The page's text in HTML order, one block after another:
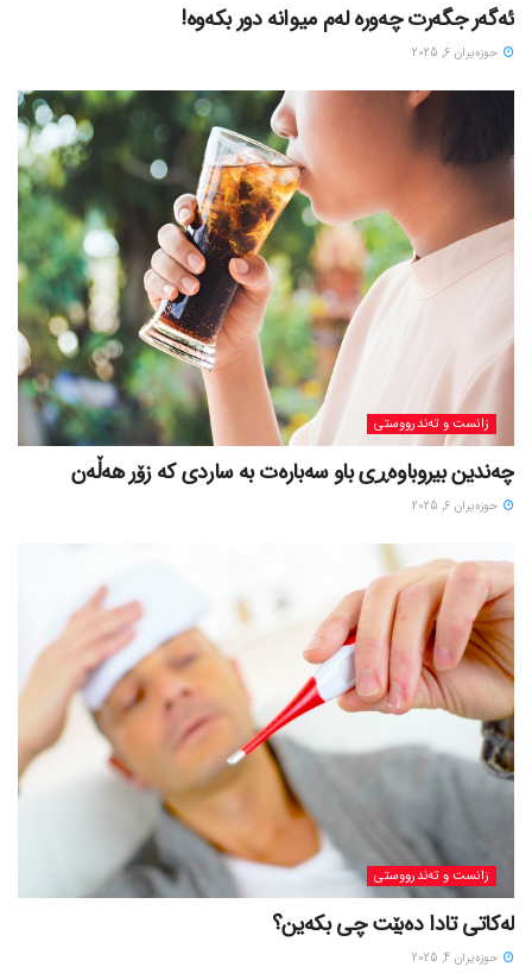
ئەگەر جگەرت چەورە لەم میوانە دور بکەوە!
حوزه‌یران 6, 2025
زانست و تەندرووستی
چەندین بیروباوەڕی باو سەبارەت بە ساردی کە زۆر هەڵەن
حوزه‌یران 6, 2025
زانست و تەندرووستی
لەکاتی تادا دەبێت چی بکەین؟
حوزه‌یران 4, 2025